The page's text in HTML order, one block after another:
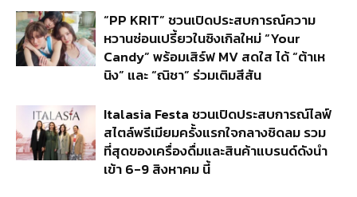
“PP KRIT” ชวนเปิดประสบการณ์ความ
หวานซ่อนเปรี้ยวในซิงเกิลใหม่ “Your
Candy” พร้อมเสิร์ฟ MV สดใส ได้ “ต้าเห
นิง” และ “ณิชา” ร่วมเติมสีสัน
Italasia Festa ชวนเปิดประสบการณ์ไลฟ์
สไตล์พรีเมียมครั้งแรกใจกลางชิดลม รวม
ที่สุดของเครื่องดื่มและสินค้าแบรนด์ดังนำ
เข้า 6-9 สิงหาคม นี้